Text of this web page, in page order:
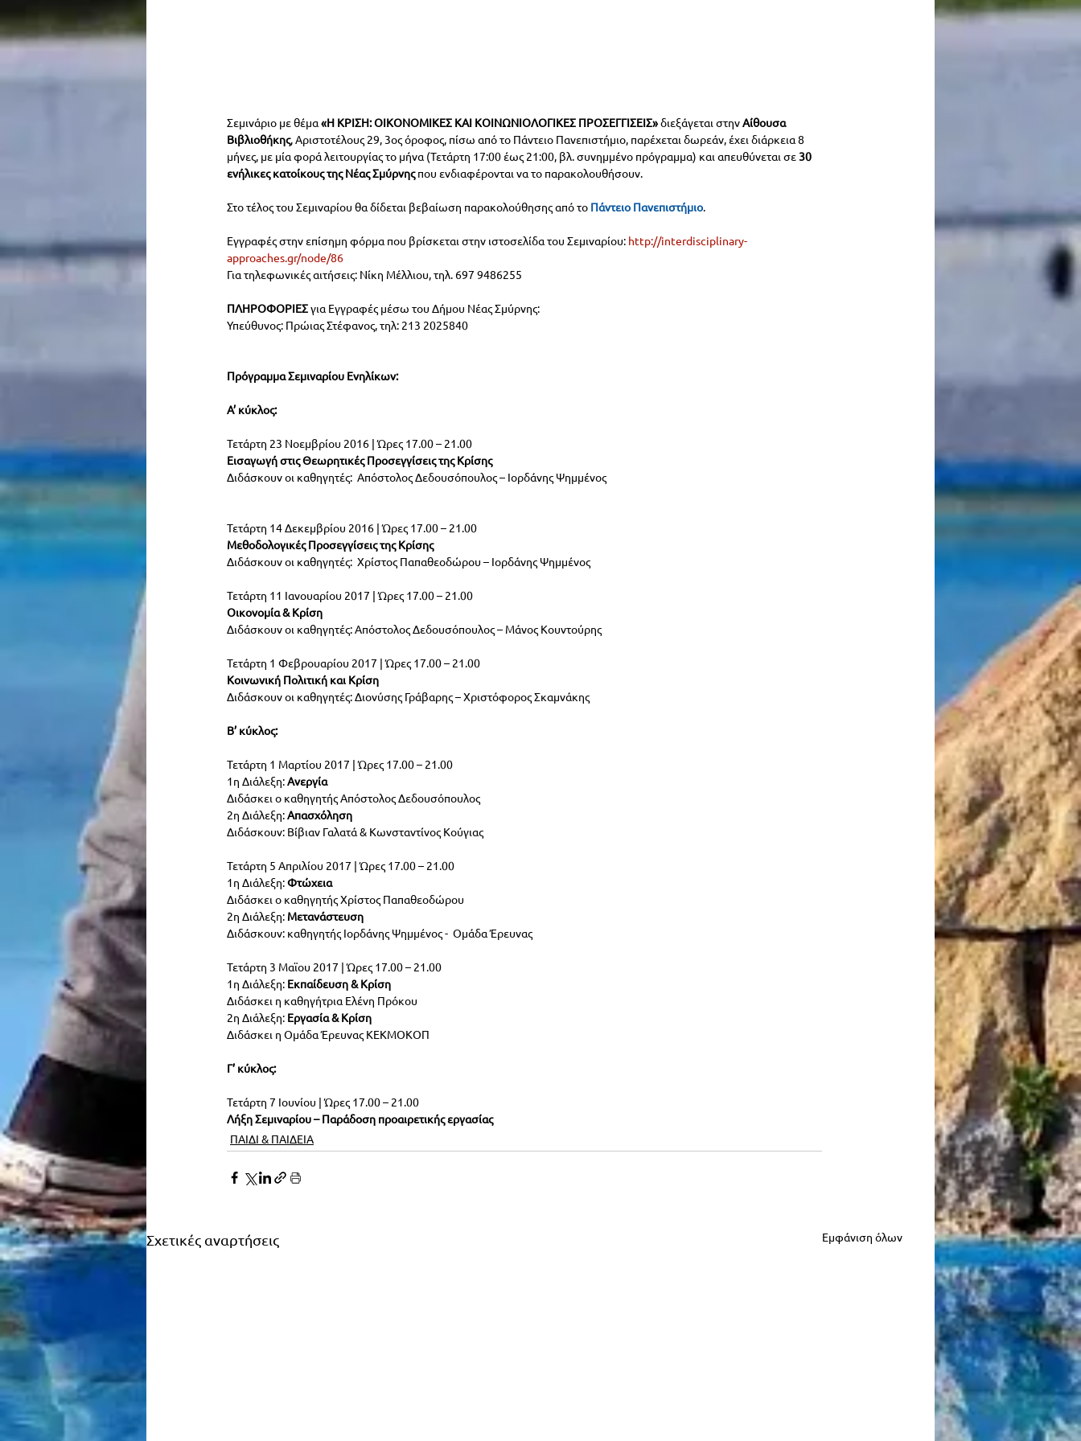
Σεμινάριο με θέμα «Η ΚΡΙΣΗ: ΟΙΚΟΝΟΜΙΚΕΣ ΚΑΙ ΚΟΙΝΩΝΙΟΛΟΓΙΚΕΣ ΠΡΟΣΕΓΓΙΣΕΙΣ» διεξάγεται στην Αίθουσα
Βιβλιοθήκης, Αριστοτέλους 29, 3ος όροφος, πίσω από το Πάντειο Πανεπιστήμιο, παρέχεται δωρεάν, έχει διάρκεια 8
μήνες, με μία φορά λειτουργίας το μήνα (Τετάρτη 17:00 έως 21:00, βλ. συνημμένο πρόγραμμα) και απευθύνεται σε 30
ενήλικες κατοίκους της Νέας Σμύρνης που ενδιαφέρονται να το παρακολουθήσουν.
Στο τέλος του Σεμιναρίου θα δίδεται βεβαίωση παρακολούθησης από το Πάντειο Πανεπιστήμιο.
Εγγραφές στην επίσημη φόρμα που βρίσκεται στην ιστοσελίδα του Σεμιναρίου: http://interdisciplinary-
approaches.gr/node/86
Για τηλεφωνικές αιτήσεις: Νίκη Μέλλιου, τηλ. 697 9486255
ΠΛΗΡΟΦΟΡΙΕΣ για Εγγραφές μέσω του Δήμου Νέας Σμύρνης:
Υπεύθυνος: Πρώιας Στέφανος, τηλ: 213 2025840
Πρόγραμμα Σεμιναρίου Ενηλίκων:
Α’ κύκλος:
Τετάρτη 23 Νοεμβρίου 2016 | Ώρες 17.00 – 21.00
Εισαγωγή στις Θεωρητικές Προσεγγίσεις της Κρίσης
Διδάσκουν οι καθηγητές:  Απόστολος Δεδουσόπουλος – Ιορδάνης Ψημμένος
Τετάρτη 14 Δεκεμβρίου 2016 | Ώρες 17.00 – 21.00
Μεθοδολογικές Προσεγγίσεις της Κρίσης
Διδάσκουν οι καθηγητές:  Χρίστος Παπαθεοδώρου – Ιορδάνης Ψημμένος
Τετάρτη 11 Ιανουαρίου 2017 | Ώρες 17.00 – 21.00
Οικονομία & Κρίση
Διδάσκουν οι καθηγητές: Απόστολος Δεδουσόπουλος – Μάνος Κουντούρης
Τετάρτη 1 Φεβρουαρίου 2017 | Ώρες 17.00 – 21.00
Κοινωνική Πολιτική και Κρίση
Διδάσκουν οι καθηγητές: Διονύσης Γράβαρης – Χριστόφορος Σκαμνάκης
Β’ κύκλος:
Τετάρτη 1 Μαρτίου 2017 | Ώρες 17.00 – 21.00
1η Διάλεξη: Ανεργία
Διδάσκει ο καθηγητής Απόστολος Δεδουσόπουλος
2η Διάλεξη: Απασχόληση
Διδάσκουν: Βίβιαν Γαλατά & Κωνσταντίνος Κούγιας
Τετάρτη 5 Απριλίου 2017 | Ώρες 17.00 – 21.00
1η Διάλεξη: Φτώχεια
Διδάσκει ο καθηγητής Χρίστος Παπαθεοδώρου
2η Διάλεξη: Μετανάστευση
Διδάσκουν: καθηγητής Ιορδάνης Ψημμένος -  Ομάδα Έρευνας
Τετάρτη 3 Μαϊου 2017 | Ώρες 17.00 – 21.00
1η Διάλεξη: Εκπαίδευση & Κρίση
Διδάσκει η καθηγήτρια Ελένη Πρόκου
2η Διάλεξη: Εργασία & Κρίση
Διδάσκει η Ομάδα Έρευνας ΚΕΚΜΟΚΟΠ
Γ’ κύκλος:
Τετάρτη 7 Ιουνίου | Ώρες 17.00 – 21.00
Λήξη Σεμιναρίου – Παράδοση προαιρετικής εργασίας
ΠΑΙΔΙ & ΠΑΙΔΕΙΑ
Σχετικές αναρτήσεις Εμφάνιση όλων